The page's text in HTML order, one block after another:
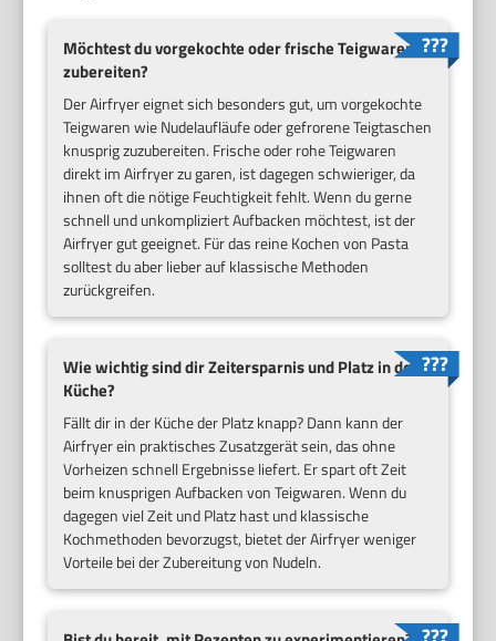
Möchtest du vorgekochte oder frische Teigwaren
zubereiten?
Der Airfryer eignet sich besonders gut, um vorgekochte
Teigwaren wie Nudelaufläufe oder gefrorene Teigtaschen
knusprig zuzubereiten. Frische oder rohe Teigwaren
direkt im Airfryer zu garen, ist dagegen schwieriger, da
ihnen oft die nötige Feuchtigkeit fehlt. Wenn du gerne
schnell und unkompliziert Aufbacken möchtest, ist der
Airfryer gut geeignet. Für das reine Kochen von Pasta
solltest du aber lieber auf klassische Methoden
zurückgreifen.
Wie wichtig sind dir Zeitersparnis und Platz in der
Küche?
Fällt dir in der Küche der Platz knapp? Dann kann der
Airfryer ein praktisches Zusatzgerät sein, das ohne
Vorheizen schnell Ergebnisse liefert. Er spart oft Zeit
beim knusprigen Aufbacken von Teigwaren. Wenn du
dagegen viel Zeit und Platz hast und klassische
Kochmethoden bevorzugst, bietet der Airfryer weniger
Vorteile bei der Zubereitung von Nudeln.